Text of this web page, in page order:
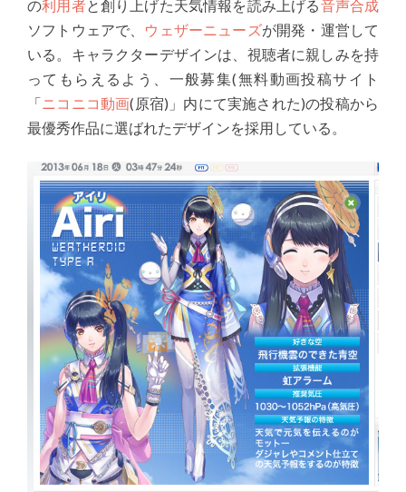
の利用者と創り上げた天気情報を読み上げる音声合成
ソフトウェアで、 ウェザーニューズが開発・運営して
いる。キャラクターデザインは、視聴者に親しみを持
ってもらえるよう、一般募集(無料動画投稿サイト
「ニコニコ動画(原宿)」内にて実施された)の投稿から
最優秀作品に選ばれたデザインを採用している。